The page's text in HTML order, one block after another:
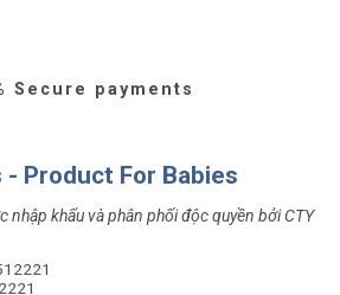
Secure payments
- Product For Babies
nhập khẩu và phân phối độc quyền bởi CTY